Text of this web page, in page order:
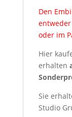
Den
oder im
Hier
erhalten
Sie
Studio